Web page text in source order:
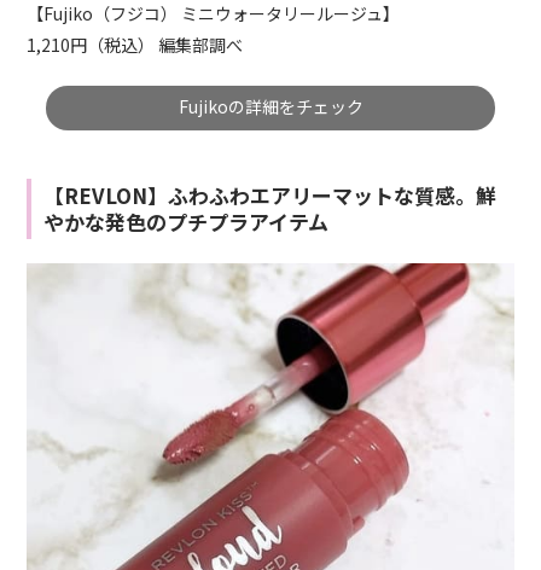
【Fujiko（フジコ） ミニウォータリールージュ】
1,210円（税込） 編集部調べ
Fujikoの詳細をチェック
【REVLON】ふわふわエアリーマットな質感。鮮
やかな発色のプチプラアイテム